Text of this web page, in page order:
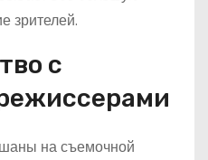
зрителей.
с
на съемочной